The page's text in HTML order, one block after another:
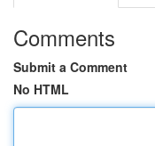
Comments
Submit a Comment
No HTML